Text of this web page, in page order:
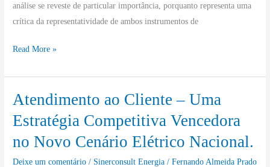
análise se reveste de particular importância, porquanto representa uma
crítica da representatividade de ambos instrumentos de
Uma
Experiência
São
Read More »
Atendimento ao Cliente – Uma
Estratégia Competitiva Vencedora
no Novo Cenário Elétrico Nacional.
Deixe um comentário / Sinerconsult Energia /Fernando Almeida Prado
Atendimento
Cliente
–
Uma